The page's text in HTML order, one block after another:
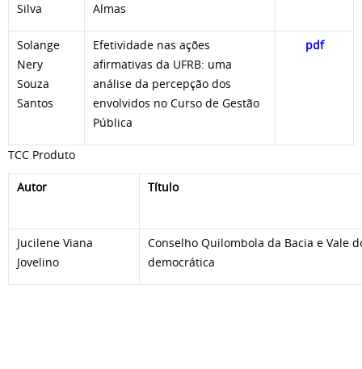
Silva
Almas
Solange
Nery
Souza
Santos
Efetividade nas ações
afirmativas da UFRB: uma
análise da percepção dos
envolvidos no Curso de Gestão
Pública
pdf
TCC Produto
Autor Título
Jucilene Viana
Jovelino
Conselho Quilombola da Bacia e Vale
democrática